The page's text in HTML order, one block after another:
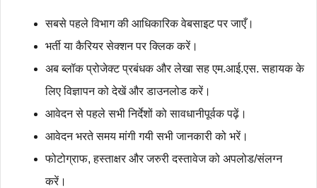
सबसे पहले विभाग की आधिकारिक वेबसाइट पर जाएँ।
भर्ती या कैरियर सेक्शन पर क्लिक करें।
अब ब्लॉक प्रोजेक्ट प्रबंधक और लेखा सह एम.आई.एस. सहायक के
लिए विज्ञापन को देखें और डाउनलोड करें।
आवेदन से पहले सभी निर्देशों को सावधानीपूर्वक पढ़ें।
आवेदन भरते समय मांगी गयी सभी जानकारी को भरें।
फोटोग्राफ, हस्ताक्षर और जरुरी दस्‍तावेज को अपलोड/संलग्न
करें।